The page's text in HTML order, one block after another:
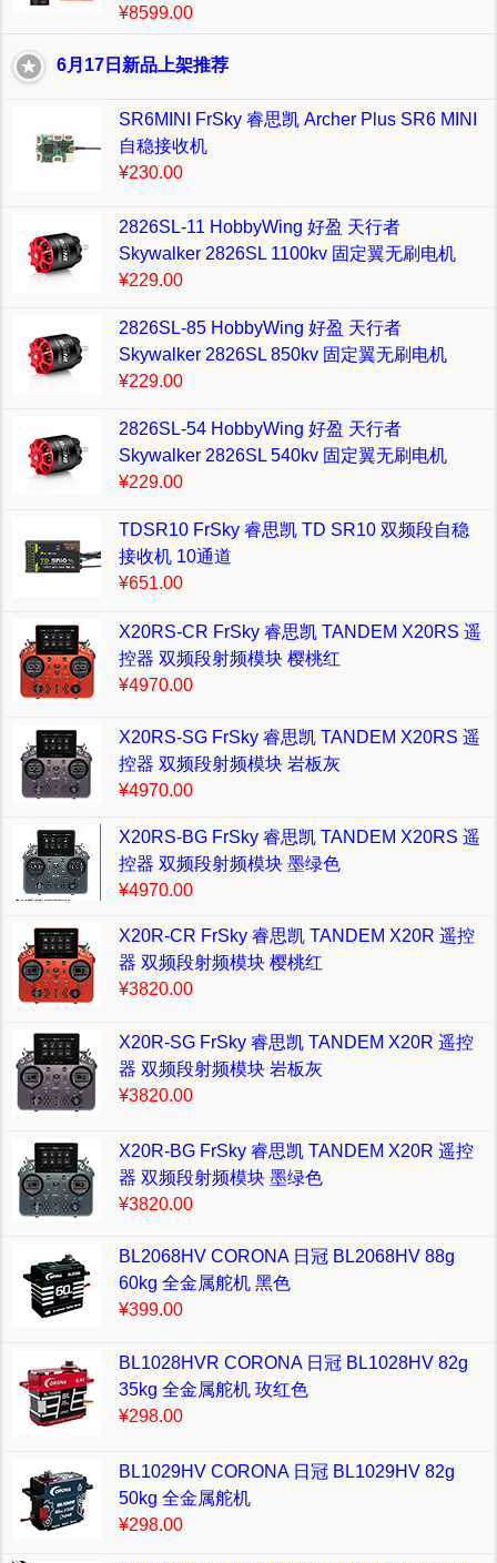
¥8599.00
6月17日新品上架推荐
SR6MINI FrSky 睿思凯 Archer Plus SR6 MINI
自稳接收机
¥230.00
2826SL-11 HobbyWing 好盈 天行者
Skywalker 2826SL 1100kv 固定翼无刷电机
¥229.00
2826SL-85 HobbyWing 好盈 天行者
Skywalker 2826SL 850kv 固定翼无刷电机
¥229.00
2826SL-54 HobbyWing 好盈 天行者
Skywalker 2826SL 540kv 固定翼无刷电机
¥229.00
TDSR10 FrSky 睿思凯 TD SR10 双频段自稳
接收机 10通道
¥651.00
X20RS-CR FrSky 睿思凯 TANDEM X20RS 遥
控器 双频段射频模块 樱桃红
¥4970.00
X20RS-SG FrSky 睿思凯 TANDEM X20RS 遥
控器 双频段射频模块 岩板灰
¥4970.00
X20RS-BG FrSky 睿思凯 TANDEM X20RS 遥
控器 双频段射频模块 墨绿色
¥4970.00
X20R-CR FrSky 睿思凯 TANDEM X20R 遥控
器 双频段射频模块 樱桃红
¥3820.00
X20R-SG FrSky 睿思凯 TANDEM X20R 遥控
器 双频段射频模块 岩板灰
¥3820.00
X20R-BG FrSky 睿思凯 TANDEM X20R 遥控
器 双频段射频模块 墨绿色
¥3820.00
BL2068HV CORONA 日冠 BL2068HV 88g
60kg 全金属舵机 黑色
¥399.00
BL1028HVR CORONA 日冠 BL1028HV 82g
35kg 全金属舵机 玫红色
¥298.00
BL1029HV CORONA 日冠 BL1029HV 82g
50kg 全金属舵机
¥298.00